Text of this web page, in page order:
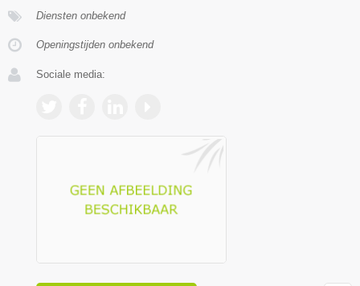
Diensten onbekend
Openingstijden onbekend
Sociale media: